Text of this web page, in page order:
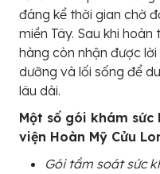
đáng kể thời gian chờ
miền Tây. Sau khi
hàng còn nhận được
dưỡng và lối sống để
lâu dài.
Một số gói khám
viện Hoàn Mỹ Cửu
Gói tầm soát sức